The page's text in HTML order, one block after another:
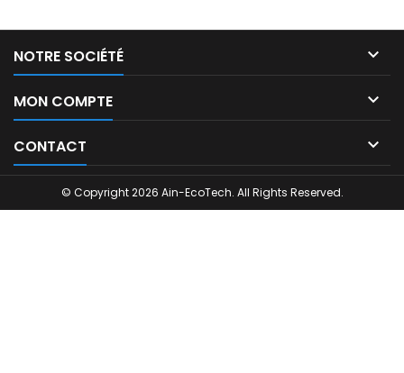
NOTRE SOCIÉTÉ 
MON COMPTE 
CONTACT 
© Copyright 2026 Ain-EcoTech. All Rights Reserved.